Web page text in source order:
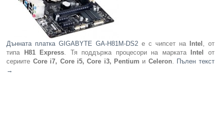
Дънната платка GIGABYTE GA-H81M-DS2 е с чипсет на Intel , от
типа
H81 Express. Тя поддържа процесори на марката Intel
от
сериите Core i7, Core i5, Core i3, Pentium и Celeron. Пълен текст
→